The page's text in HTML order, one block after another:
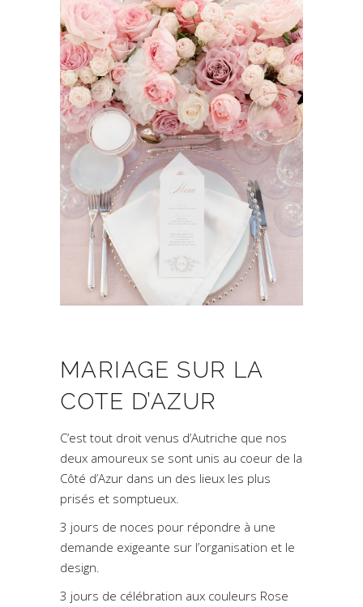
MARIAGE SUR LA
COTE D’AZUR
C’est tout droit venus d’Autriche que nos
deux amoureux se sont unis au coeur de la
Côté d’Azur dans un des lieux les plus
prisés et somptueux.
3 jours de noces pour répondre à une
demande exigeante sur l’organisation et le
design.
3 jours de célébration aux couleurs Rose